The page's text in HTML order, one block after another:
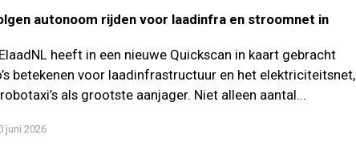
autonoom rijden voor laadinfra en stroomnet in
heeft in een nieuwe Quickscan in kaart gebracht
betekenen voor laadinfrastructuur en het elektriciteitsnet,
als grootste aanjager. Niet alleen aantal...
juni 2026